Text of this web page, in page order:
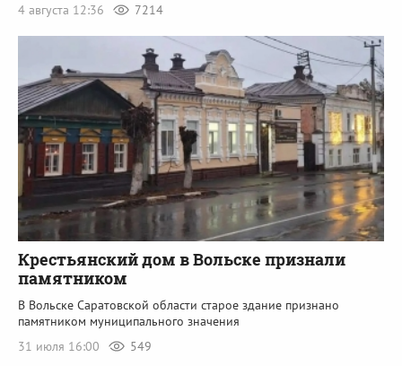
4 августа 12:36
7214
Крестьянский дом в Вольске признали
памятником
В Вольске Саратовской области старое здание признано
памятником муниципального значения
31 июля 16:00
549